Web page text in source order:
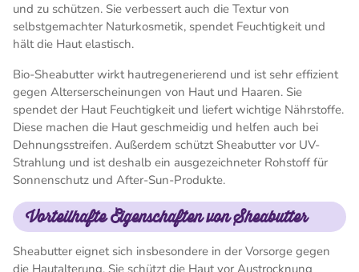
und zu schützen. Sie verbessert auch die Textur von
selbstgemachter Naturkosmetik, spendet Feuchtigkeit und
hält die Haut elastisch.
Bio-Sheabutter wirkt hautregenerierend und ist sehr effizient
gegen Alterserscheinungen von Haut und Haaren. Sie
spendet der Haut Feuchtigkeit und liefert wichtige Nährstoffe.
Diese machen die Haut geschmeidig und helfen auch bei
Dehnungsstreifen. Außerdem schützt Sheabutter vor UV-
Strahlung und ist deshalb ein ausgezeichneter Rohstoff für
Sonnenschutz und After-Sun-Produkte.
Vorteilhafte Eigenschaften von Sheabutter
Sheabutter eignet sich insbesondere in der Vorsorge gegen
die Hautalterung. Sie schützt die Haut vor Austrocknung